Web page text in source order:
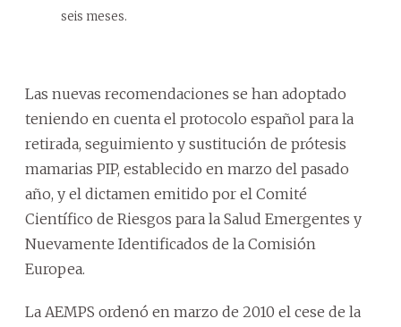
seis meses.
Las nuevas recomendaciones se han adoptado
teniendo en cuenta el protocolo español para la
retirada, seguimiento y sustitución de prótesis
mamarias PIP, establecido en marzo del pasado
año, y el dictamen emitido por el Comité
Científico de Riesgos para la Salud Emergentes y
Nuevamente Identificados de la Comisión
Europea.
La AEMPS ordenó en marzo de 2010 el cese de la